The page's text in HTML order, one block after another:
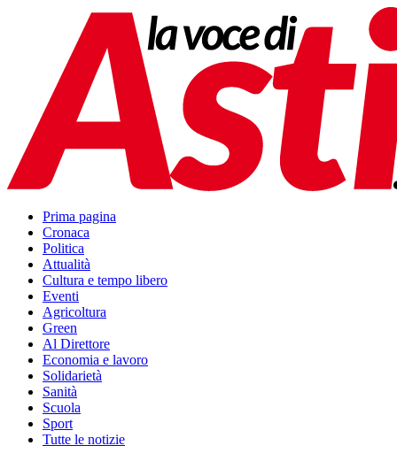
Prima pagina
Cronaca
Politica
Attualità
Cultura e tempo libero
Eventi
Agricoltura
Green
Al Direttore
Economia e lavoro
Solidarietà
Sanità
Scuola
Sport
Tutte le notizie